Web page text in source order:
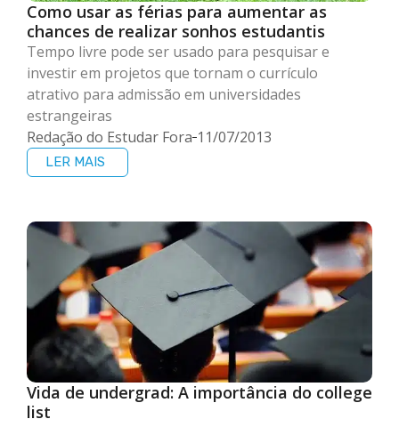
Como usar as férias para aumentar as
chances de realizar sonhos estudantis
Tempo livre pode ser usado para pesquisar e
investir em projetos que tornam o currículo
atrativo para admissão em universidades
estrangeiras
Redação do Estudar Fora 11/07/2013
LER MAIS
Vida de undergrad: A importância do college
list